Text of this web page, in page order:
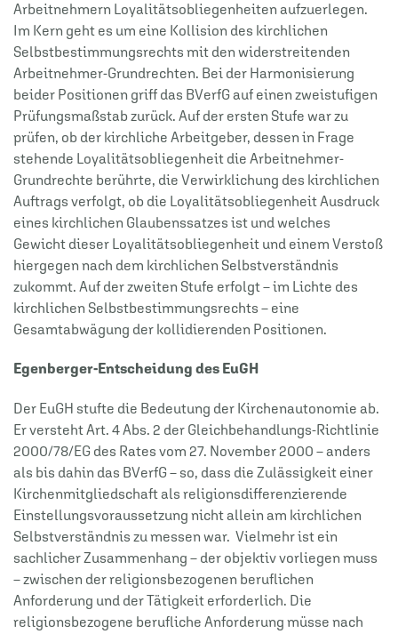
Arbeitnehmern Loyalitätsobliegenheiten aufzuerlegen.
Im Kern geht es um eine Kollision des kirchlichen
Selbstbestimmungsrechts mit den widerstreitenden
Arbeitnehmer-Grundrechten. Bei der Harmonisierung
beider Positionen griff das BVerfG auf einen zweistufigen
Prüfungsmaßstab zurück. Auf der ersten Stufe war zu
prüfen, ob der kirchliche Arbeitgeber, dessen in Frage
stehende Loyalitätsobliegenheit die Arbeitnehmer-
Grundrechte berührte, die Verwirklichung des kirchlichen
Auftrags verfolgt, ob die Loyalitätsobliegenheit Ausdruck
eines kirchlichen Glaubenssatzes ist und welches
Gewicht dieser Loyalitätsobliegenheit und einem Verstoß
hiergegen nach dem kirchlichen Selbstverständnis
zukommt. Auf der zweiten Stufe erfolgt – im Lichte des
kirchlichen Selbstbestimmungsrechts – eine
Gesamtabwägung der kollidierenden Positionen.
Egenberger-Entscheidung des EuGH
Der EuGH stufte die Bedeutung der Kirchenautonomie ab.
Er versteht Art. 4 Abs. 2 der Gleichbehandlungs-Richtlinie
2000/78/EG des Rates vom 27. November 2000 – anders
als bis dahin das BVerfG – so, dass die Zulässigkeit einer
Kirchenmitgliedschaft als religionsdifferenzierende
Einstellungsvoraussetzung nicht allein am kirchlichen
Selbstverständnis zu messen war. Vielmehr ist ein
sachlicher Zusammenhang – der objektiv vorliegen muss
– zwischen der religionsbezogenen beruflichen
Anforderung und der Tätigkeit erforderlich. Die
religionsbezogene berufliche Anforderung müsse nach